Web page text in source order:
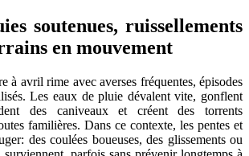
soutenues, ruissellements
en mouvement
à avril rime avec averses fréquentes, épisodes
Les eaux de pluie dévalent vite, gonflent
des caniveaux et créent des torrents
familières. Dans ce contexte, les pentes et
des coulées boueuses, des glissements ou